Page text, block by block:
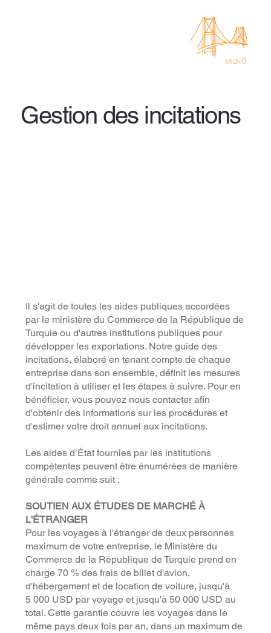
Gestion des incitations
Il s'agit de toutes les aides publiques accordées
par le ministère du Commerce de la République de
Turquie ou d'autres institutions publiques pour
développer les exportations. Notre guide des
incitations, élaboré en tenant compte de chaque
entreprise dans son ensemble, définit les mesures
d'incitation à utiliser et les étapes à suivre. Pour en
bénéficier, vous pouvez nous contacter afin
d'obtenir des informations sur les procédures et
d'estimer votre droit annuel aux incitations.
Les aides d’État fournies par les institutions
compétentes peuvent être énumérées de manière
générale comme suit :
SOUTIEN AUX ÉTUDES DE MARCHÉ À
L'ÉTRANGER
Pour les voyages à l'étranger de deux personnes
maximum de votre entreprise, le Ministère du
Commerce de la République de Turquie prend en
charge 70 % des frais de billet d'avion,
d'hébergement et de location de voiture, jusqu'à
5 000 USD par voyage et jusqu'à 50 000 USD au
total. Cette garantie couvre les voyages dans le
même pays deux fois par an, dans un maximum de